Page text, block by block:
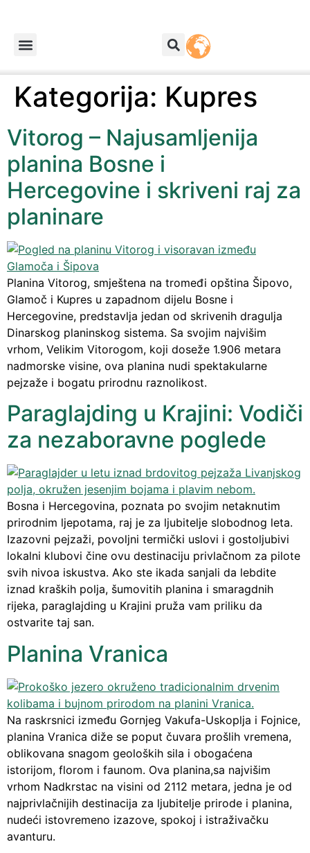
Kategorija: Kupres
Vitorog – Najusamljenija
planina Bosne i
Hercegovine i skriveni raj za
planinare
Planina Vitorog, smještena na tromeđi opština Šipovo,
Glamoč i Kupres u zapadnom dijelu Bosne i
Hercegovine, predstavlja jedan od skrivenih dragulja
Dinarskog planinskog sistema. Sa svojim najvišim
vrhom, Velikim Vitorogom, koji doseže 1.906 metara
nadmorske visine, ova planina nudi spektakularne
pejzaže i bogatu prirodnu raznolikost.
Paraglajding u Krajini: Vodiči
za nezaboravne poglede
Bosna i Hercegovina, poznata po svojim netaknutim
prirodnim ljepotama, raj je za ljubitelje slobodnog leta.
Izazovni pejzaži, povoljni termički uslovi i gostoljubivi
lokalni klubovi čine ovu destinaciju privlačnom za pilote
svih nivoa iskustva. Ako ste ikada sanjali da lebdite
iznad kraških polja, šumovitih planina i smaragdnih
rijeka, paraglajding u Krajini pruža vam priliku da
ostvarite taj san.
Planina Vranica
Na raskrsnici između Gornjeg Vakufa-Uskoplja i Fojnice,
planina Vranica diže se poput čuvara prošlih vremena,
oblikovana snagom geoloških sila i obogaćena
istorijom, florom i faunom. Ova planina,sa najvišim
vrhom Nadkrstac na visini od 2112 metara, jedna je od
najprivlačnijih destinacija za ljubitelje prirode i planina,
nudeći istovremeno izazove, spokoj i istraživačku
avanturu.